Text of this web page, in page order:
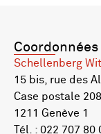
Coordonnées
Schellenberg
15 bis, rue des
Case postale
1211 Genève 1
Tél. : 022 707 80